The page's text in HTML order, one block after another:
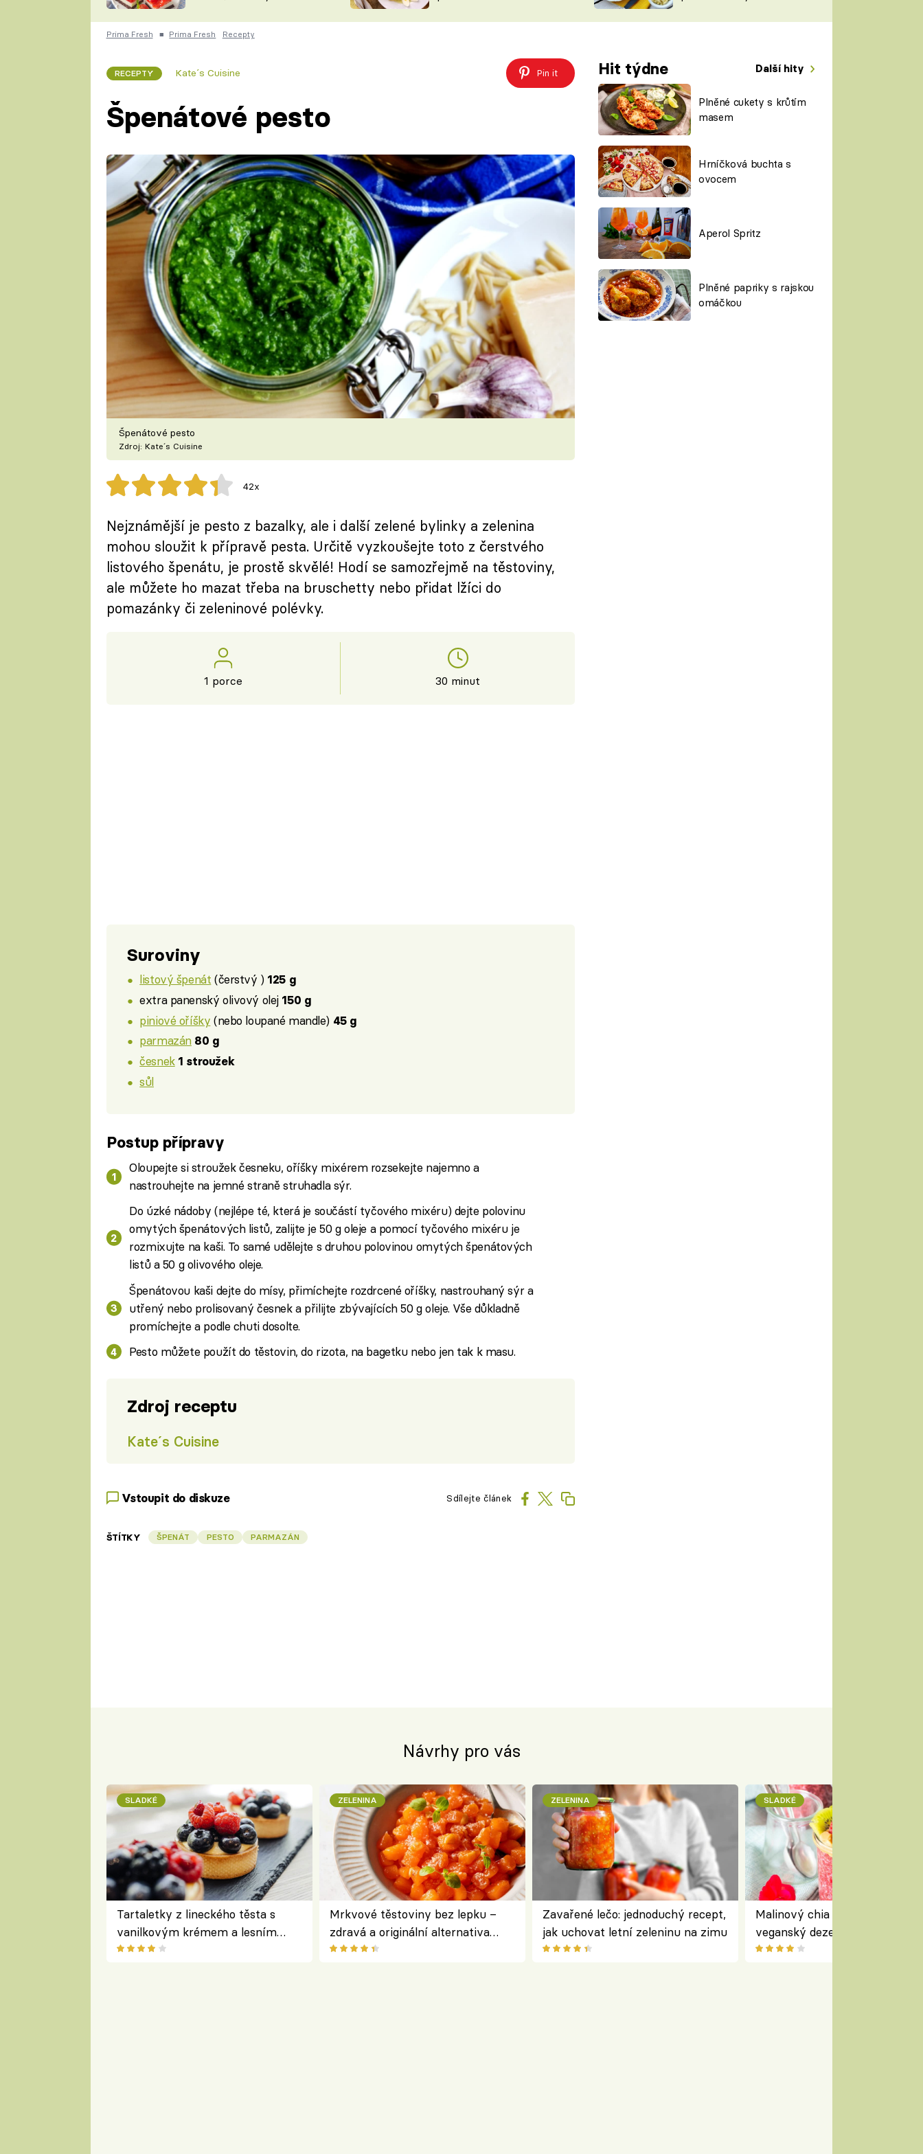
ČESKO NA TALÍŘI
KUCHAŘKA
VYCHYTÁVKY
ŠÉFREDAKTORKY
ČASOPIS
Prima Fresh ■ Prima Fresh Recepty
RECEPTY Kate´s Cuisine Pin it Hit týdne Další hity
Plněné cukety s krůtím
masem
Hrníčková buchta s
ovocem
Aperol Spritz
Plněné papriky s rajskou
omáčkou
Špenátové pesto
Špenátové pesto
Zdroj: Kate´s Cuisine
42x
Nejznámější je pesto z bazalky, ale i další zelené bylinky a zelenina
mohou sloužit k přípravě pesta. Určitě vyzkoušejte toto z čerstvého
listového špenátu, je prostě skvělé! Hodí se samozřejmě na těstoviny,
ale můžete ho mazat třeba na bruschetty nebo přidat lžíci do
pomazánky či zeleninové polévky.
1 porce 30 minut
Suroviny
listový špenát (čerstvý ) 125 g
extra panenský olivový olej 150 g
piniové oříšky (nebo loupané mandle) 45 g
parmazán 80 g
česnek 1 stroužek
sůl
Postup přípravy
Oloupejte si stroužek česneku, oříšky mixérem rozsekejte najemno a
nastrouhejte na jemné straně struhadla sýr.
Do úzké nádoby (nejlépe té, která je součástí tyčového mixéru) dejte polovinu
omytých špenátových listů, zalijte je 50 g oleje a pomocí tyčového mixéru je
rozmixujte na kaši. To samé udělejte s druhou polovinou omytých špenátových
listů a 50 g olivového oleje.
Špenátovou kaši dejte do mísy, přimíchejte rozdrcené oříšky, nastrouhaný sýr a
utřený nebo prolisovaný česnek a přilijte zbývajících 50 g oleje. Vše důkladně
promíchejte a podle chuti dosolte.
Pesto můžete použít do těstovin, do rizota, na bagetku nebo jen tak k masu.
Zdroj receptu
Kate´s Cuisine
Vstoupit do diskuze Sdílejte článek
ŠTÍTKY ŠPENÁT PESTO PARMAZÁN
Návrhy pro vás
SLADKÉ
Tartaletky z lineckého těsta s
vanilkovým krémem a lesním
ovocem podle Bread Society
ZELENINA
Mrkvové těstoviny bez lepku –
zdravá a originální alternativa
klasiky
ZELENINA
Zavařené lečo: jednoduchý recept,
jak uchovat letní zeleninu na zimu
SLADKÉ
Malinový chia pudink s
veganský dezert plný ovoce a
ořechů